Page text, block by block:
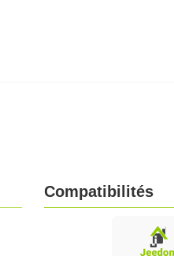
Compatibilités